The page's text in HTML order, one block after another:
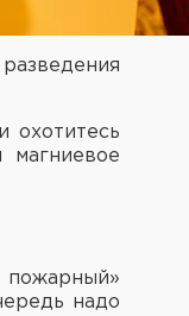
охотитесь
магниевое
пожарный»
надо